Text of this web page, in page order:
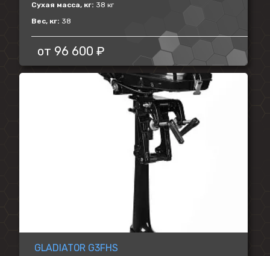
Сухая масса, кг: 38 кг
Вес, кг: 38
от 96 600 ₽
GLADIATOR G3FHS